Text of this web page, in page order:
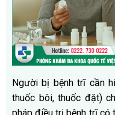
Người bị bệnh trĩ cần
thuốc bôi, thuốc đặt)